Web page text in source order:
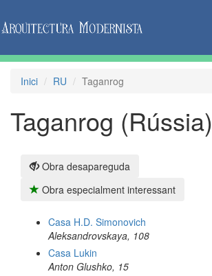
Inici RU Taganrog
Taganrog (Rússia)
Obra desapareguda
Obra especialment interessant
Casa H.D. Simonovich
Aleksandrovskaya, 108
Casa Lukin
Anton Glushko, 15